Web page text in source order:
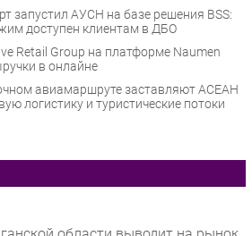
запустил АУСН на базе решения BSS:
доступен клиентам в ДБО
Retail Group на платформе Naumen
в онлайне
авиамаршруте заставляют АСЕАН
логистику и туристические потоки